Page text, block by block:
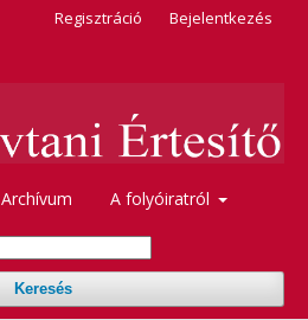
Archívum A folyóiratról
Keresés
Regisztráció Bejelentkezés